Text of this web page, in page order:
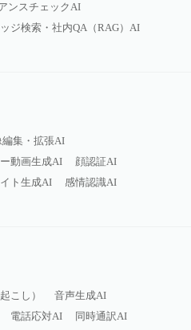
ンスチェックAI
ジ検索・社内QA（RAG）AI
編集・拡張AI
動画生成AI
顔認証AI
ト生成AI
感情認識AI
こし）
音声生成AI
電話応対AI
同時通訳AI